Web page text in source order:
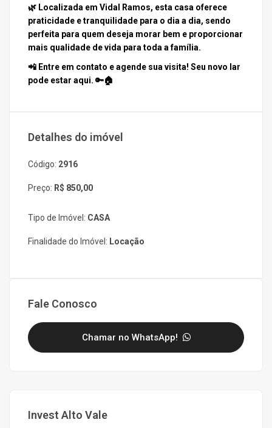
🌿 Localizada em Vidal Ramos, esta casa oferece
praticidade e tranquilidade para o dia a dia, sendo
perfeita para quem deseja morar bem e proporcionar
mais qualidade de vida para toda a família.
📲 Entre em contato e agende sua visita! Seu novo lar
pode estar aqui. 🔑🏠
Detalhes do imóvel
Código: 2916
Preço: R$ 850,00
Tipo de Imóvel: CASA
Finalidade do Imóvel: Locação
Fale Conosco
Chamar no WhatsApp!
Invest Alto Vale